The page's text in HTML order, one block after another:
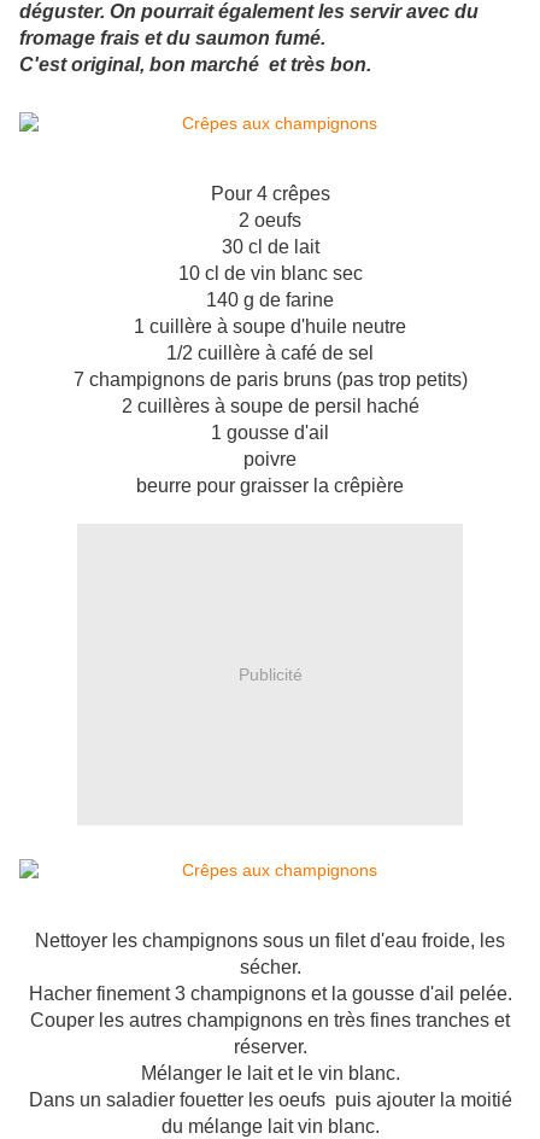
déguster. On pourrait également les servir avec du
fromage frais et du saumon fumé.
C'est original, bon marché et très bon.
Pour 4 crêpes
2 oeufs
30 cl de lait
10 cl de vin blanc sec
140 g de farine
1 cuillère à soupe d'huile neutre
1/2 cuillère à café de sel
7 champignons de paris bruns (pas trop petits)
2 cuillères à soupe de persil haché
1 gousse d'ail
poivre
beurre pour graisser la crêpière
Publicité
Nettoyer les champignons sous un filet d'eau froide, les
sécher.
Hacher finement 3 champignons et la gousse d'ail pelée.
Couper les autres champignons en très fines tranches et
réserver.
Mélanger le lait et le vin blanc.
Dans un saladier fouetter les oeufs puis ajouter la moitié
du mélange lait vin blanc.